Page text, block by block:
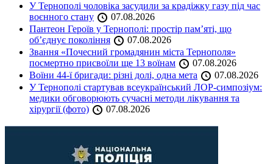
У Тернополі чоловіка засудили за крадіжку газу під час
воєнного стану
07.08.2026
Пантеон Героїв у Тернополі: простір пам’яті, що
об’єднує покоління
07.08.2026
Звання «Почесний громадянин міста Тернополя»
посмертно присвоїли ще 13 воїнам
07.08.2026
Воїни 44-ї бригади: різні долі, одна мета
07.08.2026
У Тернополі стартував всеукраїнський ЛОР-симпозіум:
медики обговорюють сучасні методи лікування та
хірургії (фото)
07.08.2026